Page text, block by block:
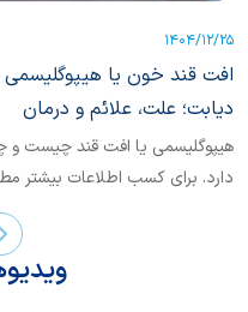
1404/12/25
افت قند خون یا هیپوگلیسمی
دیابت؛ علت، علائم و درمان
هیپوگلیسمی یا افت قند چیست و
دارد. برای کسب اطلاعات بیشتر